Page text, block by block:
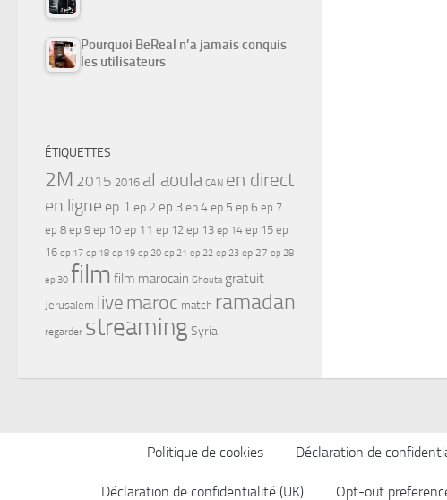
Pourquoi BeReal n’a jamais conquis
les utilisateurs
ÉTIQUETTES
2M 2015 2016 al aoula CAN en direct
en ligne ep 1 ep 2 ep 3ep 4ep 5 ep 6 ep 7
ep 8 ep 9 ep 10 ep 11 ep 12 ep 13 ep 14 ep 15 ep
16 ep 17 ep 18 ep 19 ep 20 ep 21 ep 22 ep 23 ep 27 ep 28
ep 30 film film marocain Ghouta gratuit
Jerusalem live maroc match ramadan
regarder streamingSyria
Politique de cookies Déclaration de
Déclaration de confidentialité (UK) Opt-out